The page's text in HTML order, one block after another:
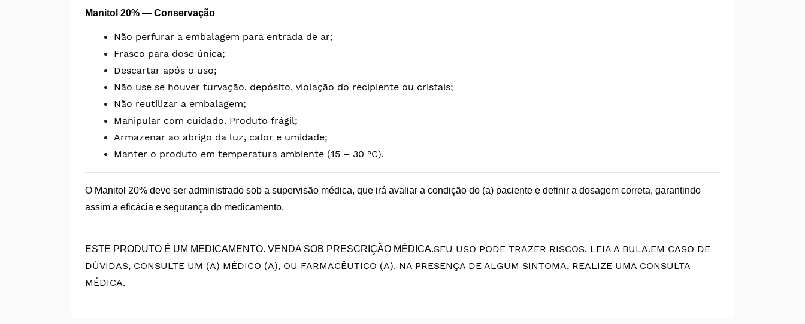
Manitol 20% — Conservação
Não perfurar a embalagem para entrada de ar;
Frasco para dose única;
Descartar após o uso;
Não use se houver turvação, depósito, violação do recipiente ou cristais;
Não reutilizar a embalagem;
Manipular com cuidado. Produto frágil;
Armazenar ao abrigo da luz, calor e umidade;
Manter o produto em temperatura ambiente (15 – 30 °C).
O Manitol 20% deve ser administrado sob a supervisão médica, que irá avaliar a condição do (a) paciente e definir a dosagem correta, garantindo
assim a eficácia e segurança do medicamento.
ESTE PRODUTO É UM MEDICAMENTO. VENDA SOB PRESCRIÇÃO MÉDICA.SEU USO PODE TRAZER RISCOS. LEIA A BULA.EM CASO DE
DÚVIDAS, CONSULTE UM (A) MÉDICO (A), OU FARMACÊUTICO (A). NA PRESENÇA DE ALGUM SINTOMA, REALIZE UMA CONSULTA
MÉDICA.